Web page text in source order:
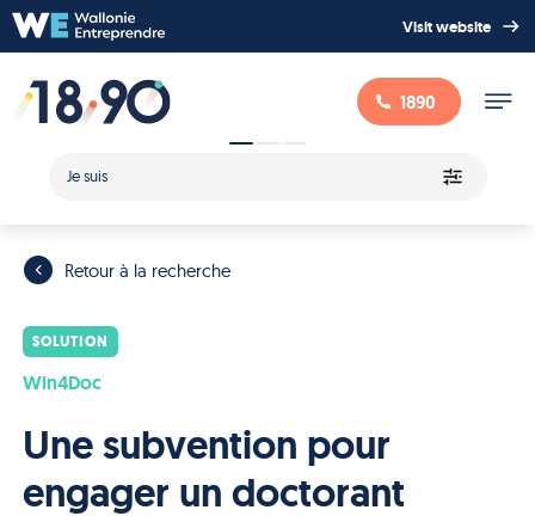
Visit website
1890
Je suis
Retour à la recherche
SOLUTION
Win4Doc
Une subvention pour
engager un doctorant